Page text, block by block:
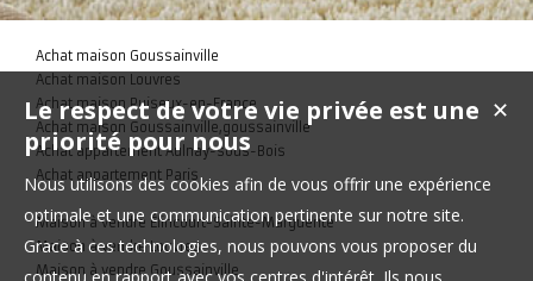
Achat maison Goussainville
Achat maison Louvres
Achat maison Puiseux-en-France
Achat maison Goussainville,goussainville
Achat appartement Aulnay-sous-Bois
Achat appartement Paris
Maison à vendre Élincourt-Sainte-Marguerite
Maison à vendre Louvres
Maison à vendre Goussainville
✕
Le respect de votre vie privée est une
priorité pour nous
Nous utilisons des cookies afin de vous offrir une expérience
optimale et une communication pertinente sur notre site.
Grace à ces technologies, nous pouvons vous proposer du